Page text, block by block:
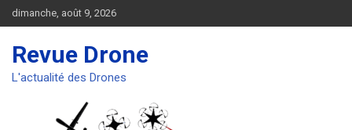
Aller
au
dimanche, août 9, 2026
Revue Drone
L'actualité des Drones